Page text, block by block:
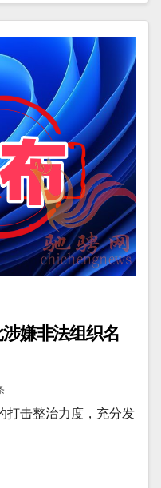
嫌非法组织名
打击整治力度，充分发